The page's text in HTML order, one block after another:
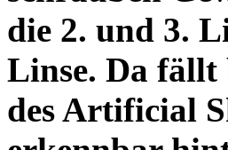
die 2. und 3.
Linse. Da fällt
des Artificial